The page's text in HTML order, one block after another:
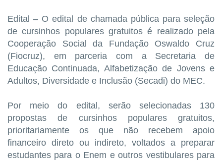
Edital – O edital de chamada pública para seleção
de cursinhos populares gratuitos é realizado pela
Cooperação Social da Fundação Oswaldo Cruz
(Fiocruz), em parceria com a Secretaria de
Educação Continuada, Alfabetização de Jovens e
Adultos, Diversidade e Inclusão (Secadi) do MEC.
Por meio do edital, serão selecionadas 130
propostas de cursinhos populares gratuitos,
prioritariamente os que não recebem apoio
financeiro direto ou indireto, voltados a preparar
estudantes para o Enem e outros vestibulares para